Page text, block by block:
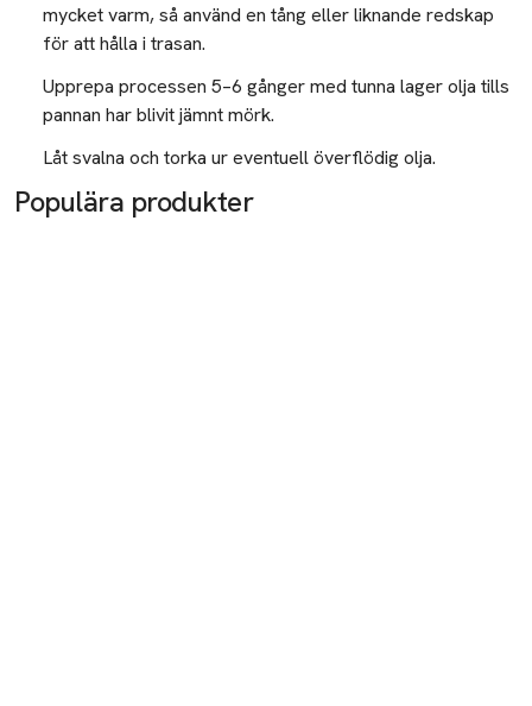
mycket varm, så använd en tång eller liknande redskap
för att hålla i trasan.
Upprepa processen 5–6 gånger med tunna lager olja tills
pannan har blivit jämnt mörk.
Låt svalna och torka ur eventuell överflödig olja.
Populära produkter